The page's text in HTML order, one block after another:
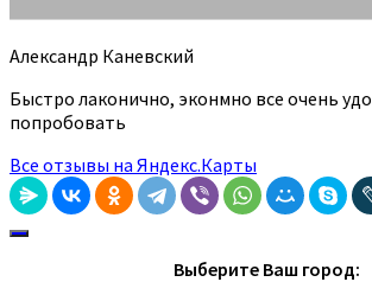
Александр Каневский
Быстро лаконично, эконмно все очень
попробовать
Все отзывы на Яндекс.Карты
Выберите Ваш город: